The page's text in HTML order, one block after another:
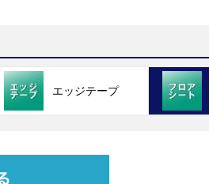
エッジテープ